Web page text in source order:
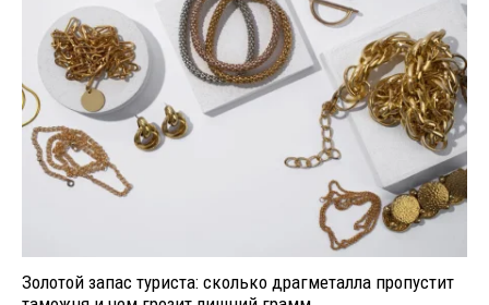
Золотой запас туриста: сколько драгметалла пропустит